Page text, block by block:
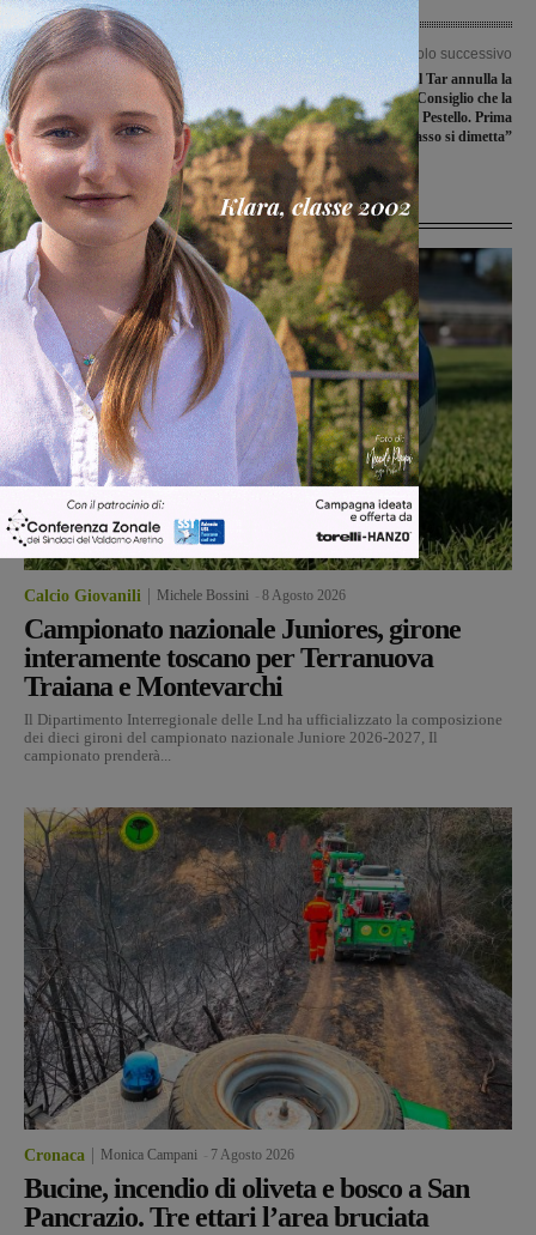
Articolo precedente
Vigor Rignano e Marzocco
Sangiovannese sconfitte all’esordio in
campionato
Articolo successivo
Nuova farmacia, il Tar annulla la
delibera del Consiglio che la
localizzava al Pestello. Prima
Montevarchi: “Grasso si dimetta”
Ultime Notizie
Calcio Giovanili Michele Bossini 8 Agosto 2026
Campionato nazionale Juniores, girone
interamente toscano per Terranuova
Traiana e Montevarchi
Il Dipartimento Interregionale delle Lnd ha ufficializzato la composizione
dei dieci gironi del campionato nazionale Juniore 2026-2027, Il
campionato prenderà...
Cronaca Monica Campani 7 Agosto 2026
Bucine, incendio di oliveta e bosco a San
Pancrazio. Tre ettari l’area bruciata